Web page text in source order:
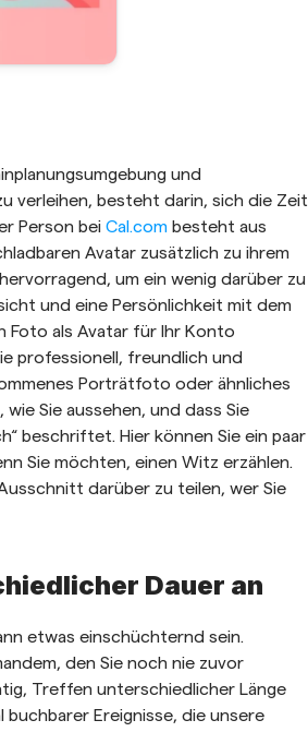
und
verleihen, besteht darin, sich die Zeit
Person bei Cal.com besteht aus
Avatar zusätzlich zu ihrem
um ein wenig darüber zu
und eine Persönlichkeit mit dem
Foto als Avatar für Ihr Konto
professionell, freundlich und
Porträtfoto oder ähnliches
Sie aussehen, und dass Sie
beschriftet. Hier können Sie ein paar
Sie möchten, einen Witz erzählen.
darüber zu teilen, wer Sie
Dauer an
etwas einschüchternd sein.
den Sie noch nie zuvor
Treffen unterschiedlicher Länge
buchbarer Ereignisse, die unsere